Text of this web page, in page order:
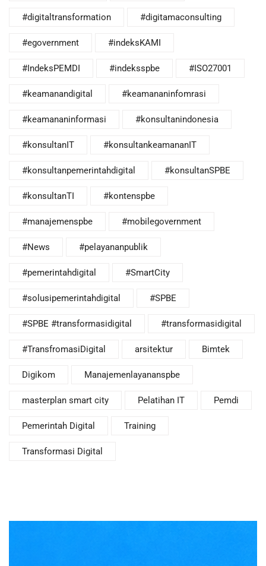
#digitaltransformation #digitamaconsulting
#egovernment #indeksKAMI
#IndeksPEMDI #indeksspbe #ISO27001
#keamanandigital #keamananinfomrasi
#keamananinformasi #konsultanindonesia
#konsultanIT #konsultankeamananIT
#konsultanpemerintahdigital #konsultanSPBE
#konsultanTI #kontenspbe
#manajemenspbe #mobilegovernment
#News #pelayananpublik
#pemerintahdigital #SmartCity
#solusipemerintahdigital #SPBE
#SPBE #transformasidigital #transformasidigital
#TransfromasiDigital arsitektur Bimtek
Digikom Manajemenlayananspbe
masterplan smart city Pelatihan IT Pemdi
Pemerintah Digital Training
Transformasi Digital